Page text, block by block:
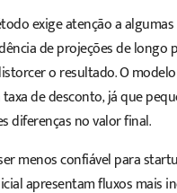
exige atenção a
de projeções de longo
o resultado. O
de desconto, já que
diferenças no valor final.
menos confiável para
apresentam fluxos mais